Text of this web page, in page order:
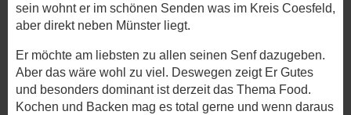
sein wohnt er im schönen Senden was im Kreis Coesfeld,
aber direkt neben Münster liegt.
Er möchte am liebsten zu allen seinen Senf dazugeben.
Aber das wäre wohl zu viel. Deswegen zeigt Er Gutes
und besonders dominant ist derzeit das Thema Food.
Kochen und Backen mag es total gerne und wenn daraus